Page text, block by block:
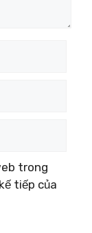
trong
tiếp của